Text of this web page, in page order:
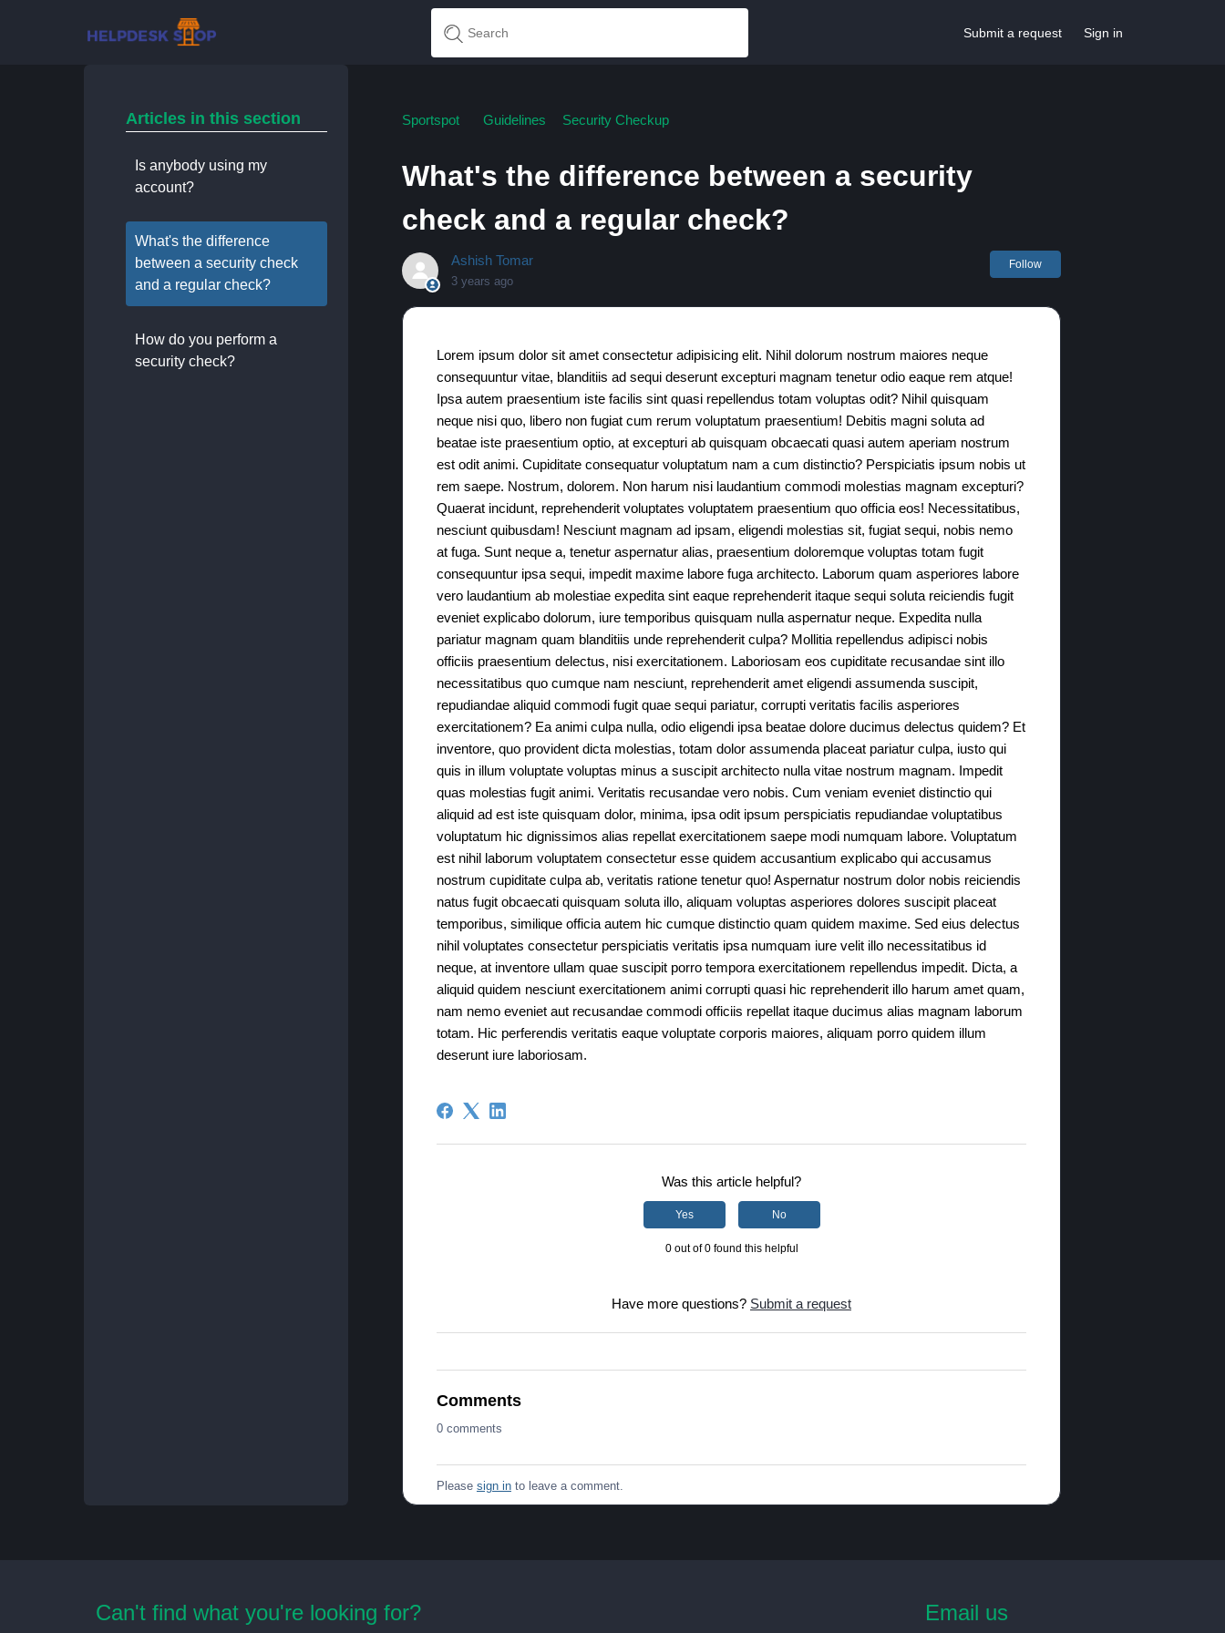
Submit a request Sign in
Articles in this section
Is anybody using my
account?
What's the difference
between a security check
and a regular check?
How do you perform a
security check?
Sportspot Guidelines Security Checkup
What's the difference between a security
check and a regular check?
Ashish Tomar
3 years ago
Follow
Lorem ipsum dolor sit amet consectetur adipisicing elit. Nihil dolorum nostrum maiores neque
consequuntur vitae, blanditiis ad sequi deserunt excepturi magnam tenetur odio eaque rem atque!
Ipsa autem praesentium iste facilis sint quasi repellendus totam voluptas odit? Nihil quisquam
neque nisi quo, libero non fugiat cum rerum voluptatum praesentium! Debitis magni soluta ad
beatae iste praesentium optio, at excepturi ab quisquam obcaecati quasi autem aperiam nostrum
est odit animi. Cupiditate consequatur voluptatum nam a cum distinctio? Perspiciatis ipsum nobis ut
rem saepe. Nostrum, dolorem. Non harum nisi laudantium commodi molestias magnam excepturi?
Quaerat incidunt, reprehenderit voluptates voluptatem praesentium quo officia eos! Necessitatibus,
nesciunt quibusdam! Nesciunt magnam ad ipsam, eligendi molestias sit, fugiat sequi, nobis nemo
at fuga. Sunt neque a, tenetur aspernatur alias, praesentium doloremque voluptas totam fugit
consequuntur ipsa sequi, impedit maxime labore fuga architecto. Laborum quam asperiores labore
vero laudantium ab molestiae expedita sint eaque reprehenderit itaque sequi soluta reiciendis fugit
eveniet explicabo dolorum, iure temporibus quisquam nulla aspernatur neque. Expedita nulla
pariatur magnam quam blanditiis unde reprehenderit culpa? Mollitia repellendus adipisci nobis
officiis praesentium delectus, nisi exercitationem. Laboriosam eos cupiditate recusandae sint illo
necessitatibus quo cumque nam nesciunt, reprehenderit amet eligendi assumenda suscipit,
repudiandae aliquid commodi fugit quae sequi pariatur, corrupti veritatis facilis asperiores
exercitationem? Ea animi culpa nulla, odio eligendi ipsa beatae dolore ducimus delectus quidem? Et
inventore, quo provident dicta molestias, totam dolor assumenda placeat pariatur culpa, iusto qui
quis in illum voluptate voluptas minus a suscipit architecto nulla vitae nostrum magnam. Impedit
quas molestias fugit animi. Veritatis recusandae vero nobis. Cum veniam eveniet distinctio qui
aliquid ad est iste quisquam dolor, minima, ipsa odit ipsum perspiciatis repudiandae voluptatibus
voluptatum hic dignissimos alias repellat exercitationem saepe modi numquam labore. Voluptatum
est nihil laborum voluptatem consectetur esse quidem accusantium explicabo qui accusamus
nostrum cupiditate culpa ab, veritatis ratione tenetur quo! Aspernatur nostrum dolor nobis reiciendis
natus fugit obcaecati quisquam soluta illo, aliquam voluptas asperiores dolores suscipit placeat
temporibus, similique officia autem hic cumque distinctio quam quidem maxime. Sed eius delectus
nihil voluptates consectetur perspiciatis veritatis ipsa numquam iure velit illo necessitatibus id
neque, at inventore ullam quae suscipit porro tempora exercitationem repellendus impedit. Dicta, a
aliquid quidem nesciunt exercitationem animi corrupti quasi hic reprehenderit illo harum amet quam,
nam nemo eveniet aut recusandae commodi officiis repellat itaque ducimus alias magnam laborum
totam. Hic perferendis veritatis eaque voluptate corporis maiores, aliquam porro quidem illum
deserunt iure laboriosam.
Was this article helpful?
Yes No
0 out of 0 found this helpful
Have more questions? Submit a request
Comments
0 comments
Please sign into leave a comment.
Can't find what you're looking for? Email us